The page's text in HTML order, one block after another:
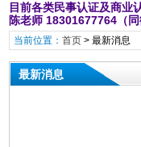
目前各类民事认证及商业
陈老师 18301677764（同
当前位置： 首页> 最新消息
最新消息